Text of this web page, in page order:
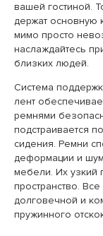
вашей гостиной.
держат основную
мимо просто
наслаждайтесь
близких людей.
Система
лент
ремнями
подстраивается
сидения. Ремни
деформации и
мебели. Их узкий
пространство.
долговечной и
пружинного